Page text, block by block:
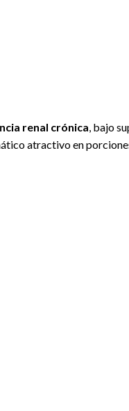
renal crónica, bajo
atractivo en